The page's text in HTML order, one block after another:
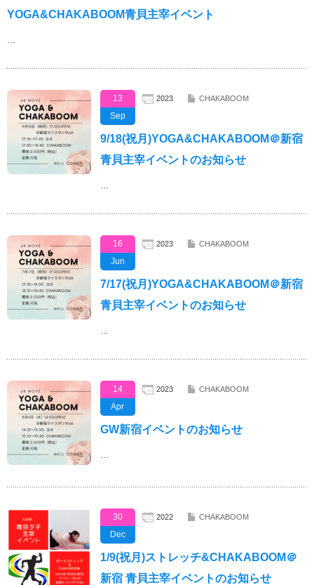
YOGA&CHAKABOOM青貝主宰イベント
…
13
Sep
2023 CHAKABOOM
9/18(祝月)YOGA&CHAKABOOM＠新宿
青貝主宰イベントのお知らせ
…
16
Jun
2023 CHAKABOOM
7/17(祝月)YOGA&CHAKABOOM＠新宿
青貝主宰イベントのお知らせ
…
14
Apr
2023 CHAKABOOM
GW新宿イベントのお知らせ
…
30
Dec
2022 CHAKABOOM
1/9(祝月)ストレッチ&CHAKABOOM＠
新宿 青貝主宰イベントのお知らせ